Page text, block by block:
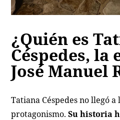
¿Quién es
Céspedes, la
José Manuel
Tatiana Céspedes no llegó
protagonismo.Su historia